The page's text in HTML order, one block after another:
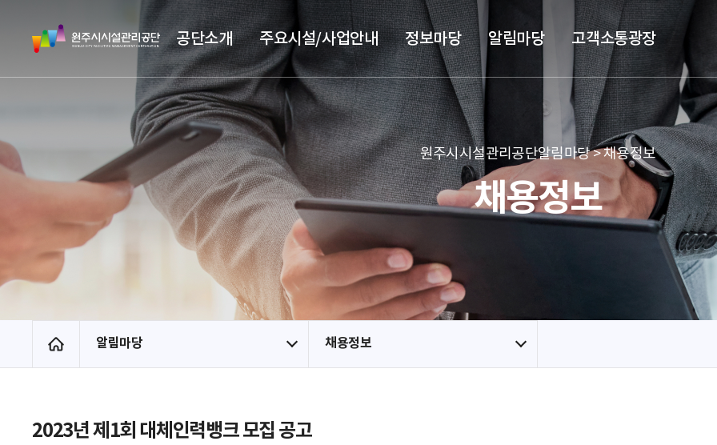
원
주
시
관
단
공단소개 주요시설/사업안내 정보마당 알림마당 고객소통광장
원주시시설관리공단알림마당 > 채용정보
채용정보
홈 알림마당 채용정보
2023년 제1회 대체인력뱅크 모집 공고